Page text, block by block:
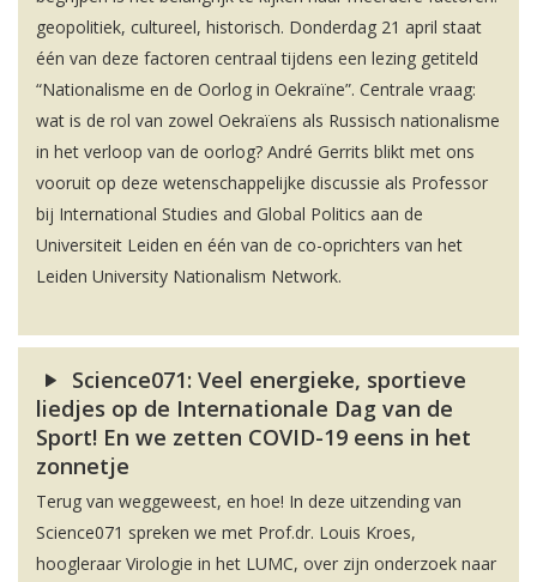
geopolitiek, cultureel, historisch. Donderdag 21 april staat
één van deze factoren centraal tijdens een lezing getiteld
“Nationalisme en de Oorlog in Oekraïne”. Centrale vraag:
wat is de rol van zowel Oekraïens als Russisch nationalisme
in het verloop van de oorlog? André Gerrits blikt met ons
vooruit op deze wetenschappelijke discussie als Professor
bij International Studies and Global Politics aan de
Universiteit Leiden en één van de co-oprichters van het
Leiden University Nationalism Network.
Science071: Veel energieke, sportieve
liedjes op de Internationale Dag van de
Sport! En we zetten COVID-19 eens in het
zonnetje
Terug van weggeweest, en hoe! In deze uitzending van
Science071 spreken we met Prof.dr. Louis Kroes,
hoogleraar Virologie in het LUMC, over zijn onderzoek naar